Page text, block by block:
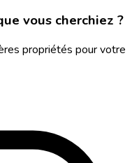
vous cherchiez ?
propriétés pour votre